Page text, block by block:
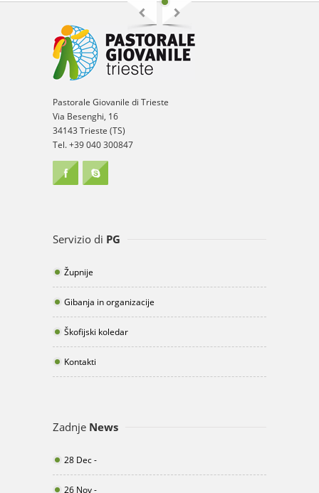
Pastorale Giovanile di Trieste
Via Besenghi, 16
34143 Trieste (TS)
Tel. +39 040 300847
Servizio di PG
Župnije
Gibanja in organizacije
Škofijski koledar
Kontakti
Zadnje News
28 Dec -
26 Nov -